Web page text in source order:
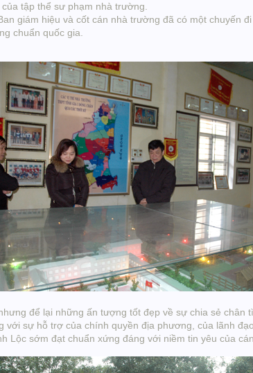
tập thể sư phạm nhà trường.
giám hiệu và cốt cán nhà trường đã có một chuyến
chuẩn quốc gia.
để lại những ấn tượng tốt đẹp về sự chia sẻ chân
với sự hỗ trợ của chính quyền địa phương, của lãnh
Lộc sớm đạt chuẩn xứng đáng với niềm tin yêu của